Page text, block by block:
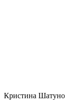
Кристина